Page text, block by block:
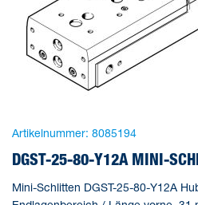
Artikelnummer: 8085194
DGST-25-80-Y12A MINI-
Mini-Schlitten DGST-25-80-Y12A